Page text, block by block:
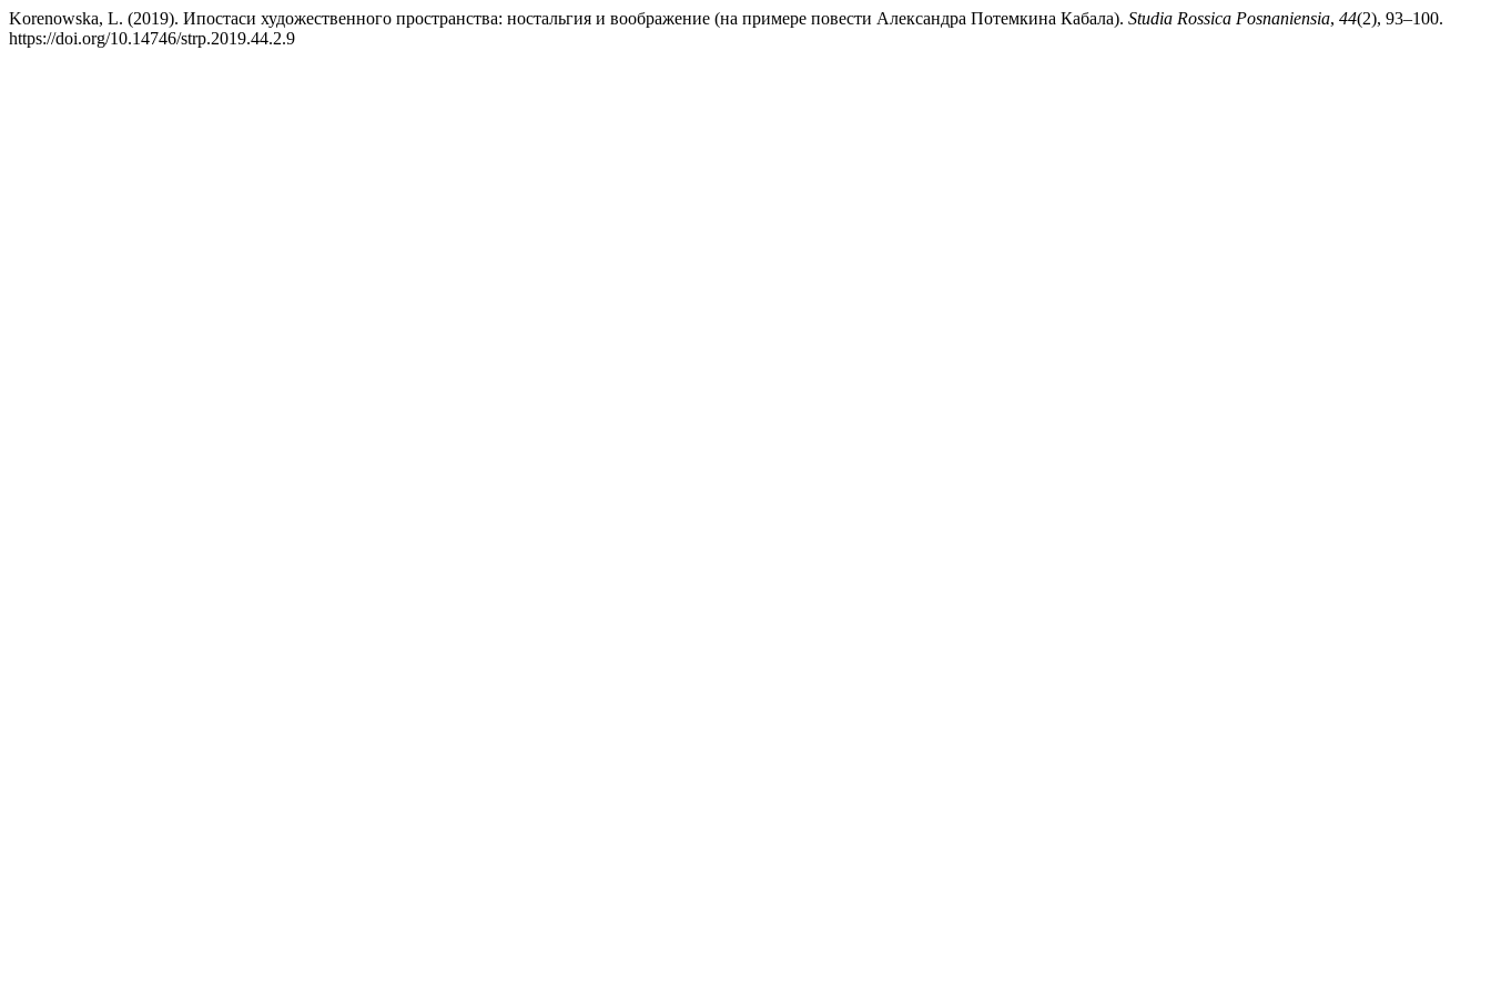
Korenowska, L. (2019). Ипостаси художественного пространства: ностальгия и воображение (на примере повести Алексaндра Потемкина Кабала). Studia Rossica Posnaniensia, 44(2), 93–100.
https://doi.org/10.14746/strp.2019.44.2.9